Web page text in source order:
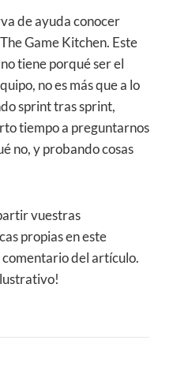
de ayuda conocer
Game Kitchen. Este
tiene porqué ser el
no es más que a lo
sprint tras sprint,
tiempo a preguntarnos
no, y probando cosas
vuestras
propias en este
del artículo.